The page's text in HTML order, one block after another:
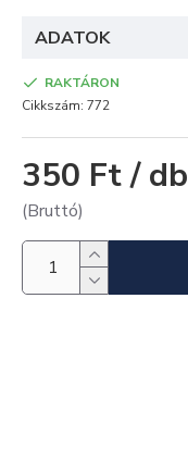
ADATOK
350 Ft / db
(Bruttó)
RAKTÁRON
Cikkszám: 772